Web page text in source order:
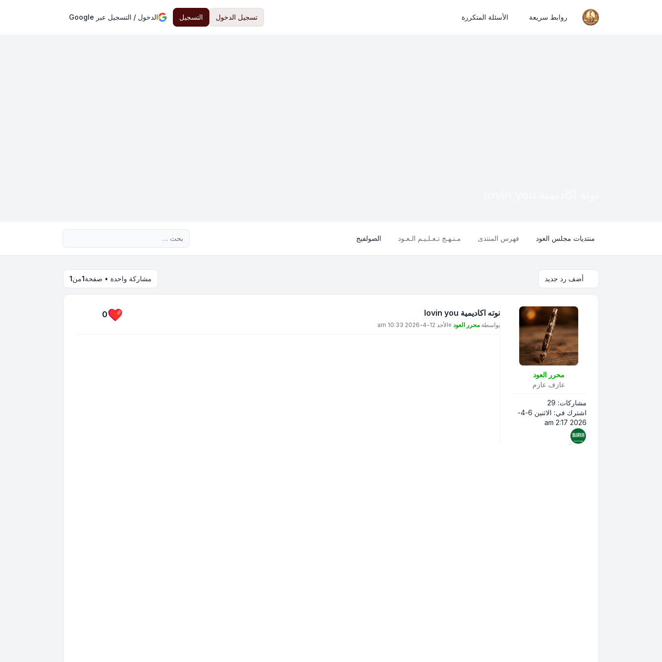
روابط سريعة الأسئلة المتكررة تسجيل الدخول التسجيل الدخول / التسجيل عبر Google
منتديات مجلس العود فهرس المنتدى مـنـهـج تـعـلـيـم الـعـود الصولفيج
أضف رد جديد مشاركة واحدة • صفحة1من1
محرر العود
عازف عازم
مشاركات: 29
اشترك في:
الاثنين 6-4-
2026 2:17 am
نوته اكاديمية lovin you
مشاركة
بواسطة محرر العود »الأحد 12-4-2026 10:33 am
0